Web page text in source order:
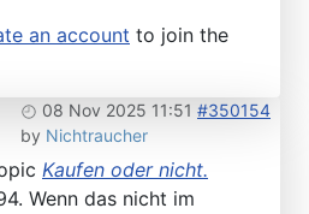
an account to join the
08 Nov 2025 11:51 #350154
by Nichtraucher
Kaufen oder nicht.
Wenn das nicht im